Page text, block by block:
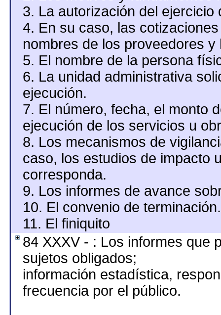
3. La autorización del ejercicio
4. En su caso, las
nombres de los proveedores y
5. El nombre de la persona
6. La unidad administrativa
ejecución.
7. El número, fecha, el monto
ejecución de los servicios u
8. Los mecanismos de
caso, los estudios de impacto
corresponda.
9. Los informes de avance
10. El convenio de terminación.
11. El finiquito
84 XXXV - : Los informes que
sujetos obligados;
información estadística,
frecuencia por el público.